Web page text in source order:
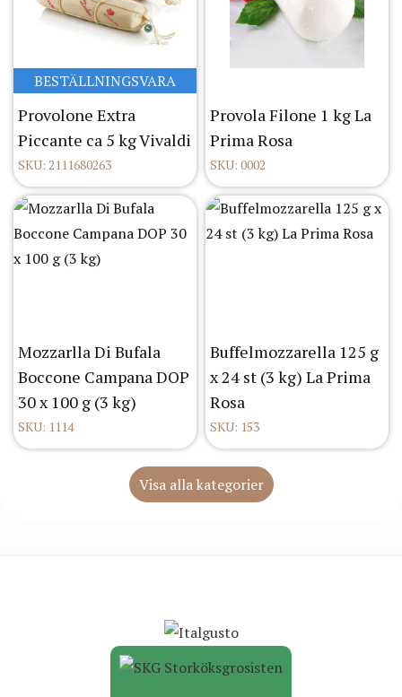
BESTÄLLNINGSVARA
Provolone Extra
Piccante ca 5 kg Vivaldi
SKU: 2111680263
Provola Filone 1 kg La
Prima Rosa
SKU: 0002
Mozzarlla Di Bufala
Boccone Campana DOP
30 x 100 g (3 kg)
SKU: 1114
Buffelmozzarella 125 g
x 24 st (3 kg) La Prima
Rosa
SKU: 153
Visa alla kategorier